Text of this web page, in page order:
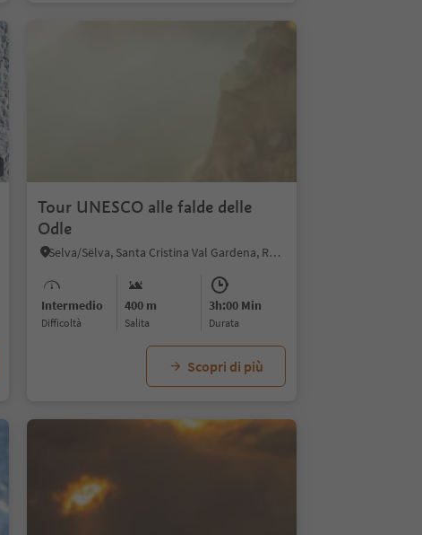
Tour UNESCO alle falde delle
Odle
Selva/Sëlva, Santa Cristina Val Gardena, Regione dolomitica Val Gardena
Intermedio
Difficoltà
400 m
Salita
3h:00 Min
durata
Scopri di più